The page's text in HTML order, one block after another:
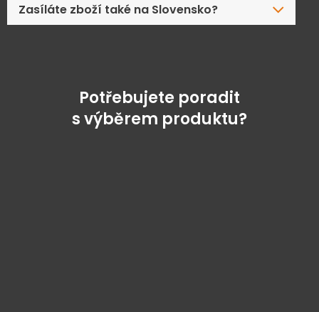
Zasíláte zboží také na Slovensko?
Potřebujete poradit
s výběrem produktu?